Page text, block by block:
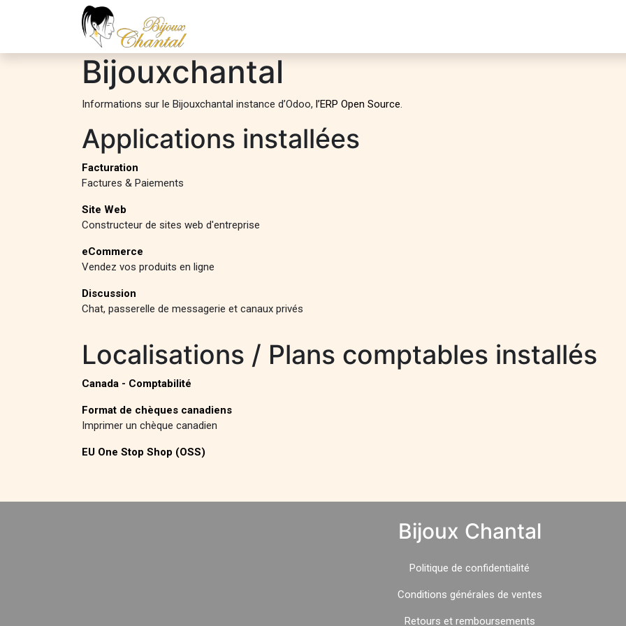
Se rendre au contenu
Bijouxchantal
Informations sur le Bijouxchantal instance d’Odoo, l’ERP Open Source.
Applications installées
Facturation
Factures & Paiements
Site Web
Constructeur de sites web d'entreprise
eCommerce
Vendez vos produits en ligne
Discussion
Chat, passerelle de messagerie et canaux privés
Localisations / Plans comptables installés
Canada - Comptabilité
Format de chèques canadiens
Imprimer un chèque canadien
EU One Stop Shop (OSS)
Bijoux Chantal
Politique de confidentialité
Conditions générales de ventes
Retours et remboursements